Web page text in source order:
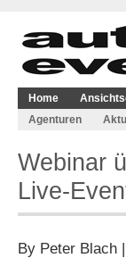
Home
Agenturen
Webinar
Live-
By Peter Blach